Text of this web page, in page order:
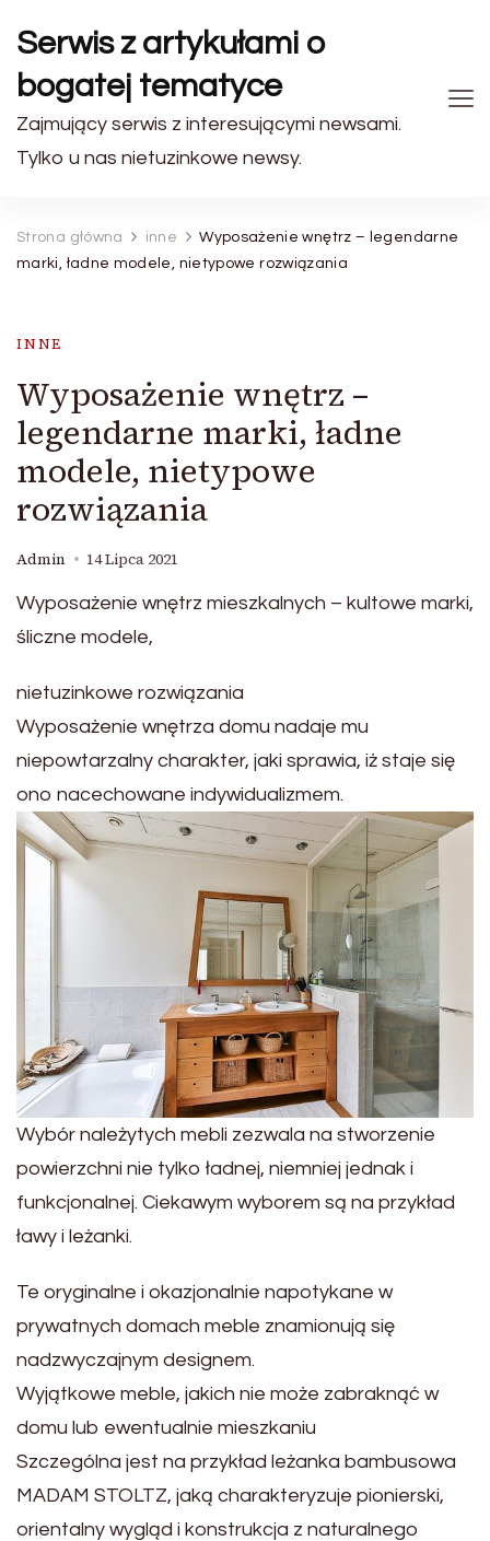
Serwis z artykułami o
bogatej tematyce
Zajmujący serwis z interesującymi newsami.
Tylko u nas nietuzinkowe newsy.
Strona główna inne
Wyposażenie wnętrz – legendarne
marki, ładne modele, nietypowe rozwiązania
INNE
Wyposażenie wnętrz –
legendarne marki, ładne
modele, nietypowe
rozwiązania
Admin 14 Lipca 2021
Wyposażenie wnętrz mieszkalnych – kultowe marki,
śliczne modele,
nietuzinkowe rozwiązania
Wyposażenie wnętrza domu nadaje mu
niepowtarzalny charakter, jaki sprawia, iż staje się
ono nacechowane indywidualizmem.
Wybór należytych mebli zezwala na stworzenie
powierzchni nie tylko ładnej, niemniej jednak i
funkcjonalnej. Ciekawym wyborem są na przykład
ławy i leżanki.
Te oryginalne i okazjonalnie napotykane w
prywatnych domach meble znamionują się
nadzwyczajnym designem.
Wyjątkowe meble, jakich nie może zabraknąć w
domu lub ewentualnie mieszkaniu
Szczególna jest na przykład leżanka bambusowa
MADAM STOLTZ, jaką charakteryzuje pionierski,
orientalny wygląd i konstrukcja z naturalnego